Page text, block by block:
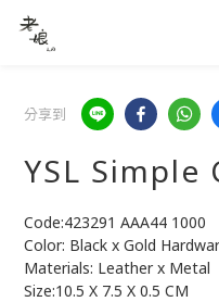
分享到
YSL Simple
Code:423291 AAA44 1000
Color: Black x Gold
Materials: Leather x Metal
Size:10.5 X 7.5 X 0.5 CM